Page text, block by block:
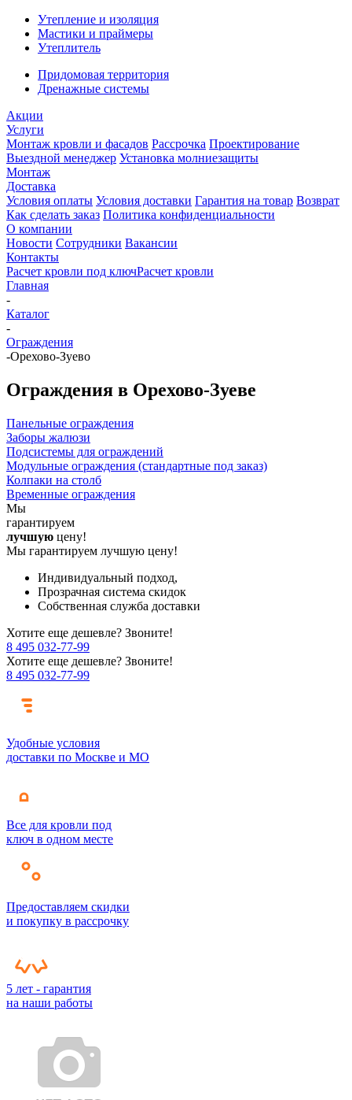
Утепление и изоляция
Мастики и праймеры
Утеплитель
Придомовая территория
Дренажные системы
Акции
Услуги
Монтаж кровли и фасадов Рассрочка Проектирование
Выездной менеджер Установка молниезащиты
Монтаж
Доставка
Условия оплаты Условия доставки Гарантия на товар Возврат
Как сделать заказ Политика конфиденциальности
О компании
Новости Сотрудники Вакансии
Контакты
Расчет кровли под ключРасчет кровли
Главная
-
Каталог
-
Ограждения
-Орехово-Зуево
Ограждения в Орехово-Зуеве
Панельные ограждения
Заборы жалюзи
Подсистемы для ограждений
Модульные ограждения (стандартные под заказ)
Колпаки на столб
Временные ограждения
Мы
гарантируем
лучшую цену!
Мы гарантируем лучшую цену!
Индивидуальный подход,
Прозрачная система скидок
Собственная служба доставки
Хотите еще дешевле? Звоните!
8 495 032-77-99
Хотите еще дешевле? Звоните!
8 495 032-77-99
Удобные условия
доставки по Москве и МО
Все для кровли под
ключ в одном месте
Предоставляем скидки
и покупку в рассрочку
5 лет - гарантия
на наши работы